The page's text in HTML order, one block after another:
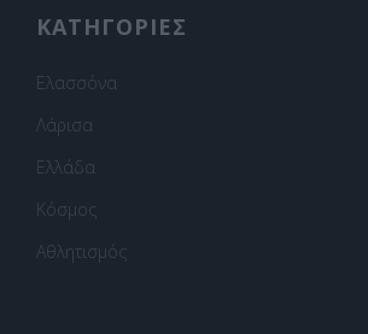
ΚΑΤΗΓΟΡΙΕΣ
Ελασσόνα
Λάρισα
Ελλάδα
Κόσμος
Αθλητισμός